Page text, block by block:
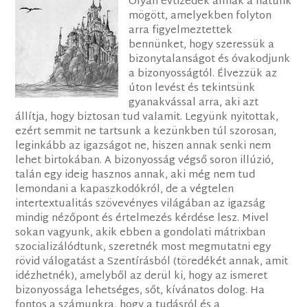
mögött, amelyekben folyton
arra figyelmeztettek
bennünket, hogy szeressük a
bizonytalanságot és óvakodjunk
a bizonyosságtól. Élvezzük az
úton levést és tekintsünk
gyanakvással arra, aki azt
állítja, hogy biztosan tud valamit. Legyünk nyitottak,
ezért semmit ne tartsunk a kezünkben túl szorosan,
leginkább az igazságot ne, hiszen annak senki nem
lehet birtokában. A bizonyosság végső soron illúzió,
talán egy ideig hasznos annak, aki még nem tud
lemondani a kapaszkodókról, de a végtelen
intertextualitás szövevényes világában az igazság
mindig nézőpont és értelmezés kérdése lesz. Mivel
sokan vagyunk, akik ebben a gondolati mátrixban
szocializálódtunk, szeretnék most megmutatni egy
rövid válogatást a Szentírásból (töredékét annak, amit
idézhetnék), amelyből az derül ki, hogy az ismeret
bizonyossága lehetséges, sőt, kívánatos dolog. Ha